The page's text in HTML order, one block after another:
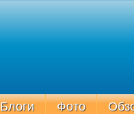
Блоги Фото